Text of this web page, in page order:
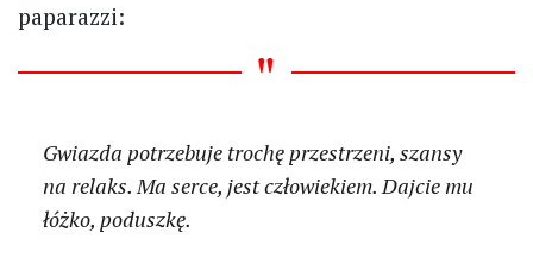
paparazzi:
Gwiazda potrzebuje trochę przestrzeni, szansy
na relaks. Ma serce, jest człowiekiem. Dajcie mu
łóżko, poduszkę.